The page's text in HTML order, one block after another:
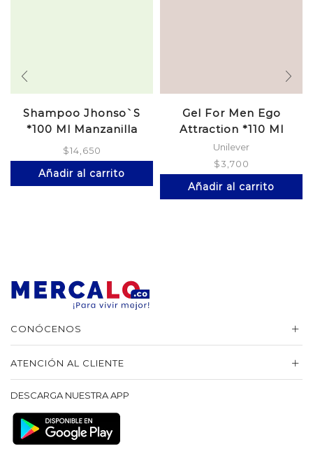
Shampoo Jhonso`S
*100 Ml Manzanilla
$14,650
Añadir al carrito
Gel For Men Ego
Attraction *110 Ml
Unilever
$3,700
Añadir al carrito
CONÓCENOS
ATENCIÓN AL CLIENTE
DESCARGA NUESTRA APP